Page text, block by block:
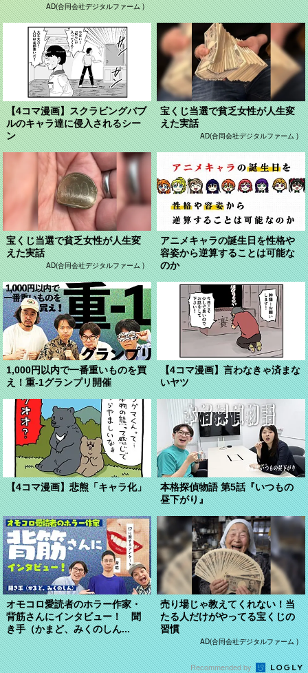
AD(合同会社デジタルファーム )
【4コマ漫画】スクラビングバブ
ルのキャラ達に侵入されるシー
ン
宝くじ当選で貧乏女性が人生変
えた実話
AD(合同会社デジタルファーム )
宝くじ当選で貧乏女性が人生変
えた実話
AD(合同会社デジタルファーム )
アニメキャラの誕生日を性格や
容姿から逆算することは可能な
のか
1,000円以内で一番重いものを買
え！重-1グランプリ開催
【4コマ漫画】言わなきゃ済まな
いヤツ
【4コマ漫画】悲熊「キャラ化」
本格探偵物語 第5話『いつもの
昼下がり』
オモコロ愛読者のホラー作家・
背筋さんにインタビュー！ 聞
き手（かまど、みくのしん...
売り場じゃ教えてくれない！当
たる人だけがやってる宝くじの
習慣
AD(合同会社デジタルファーム )
Recommended by